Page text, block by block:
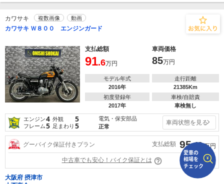
カワサキ 複数画像 動画
カワサキ Ｗ８００ エンジンガード
支払総額 車両価格
91.6万円 85万円
モデル年式
2016年
走行距離
21385Km
初度登録年
2017年
車検/自賠責
車検無し
エンジン4 外観 5
フレーム5 足まわり 5
電気・保安部品
正常
車両状態を見る
グーバイク保証付きプラン 支払総額 95.42 万円
中古車でも安心！バイク保証とは
大阪府 摂津市
排気量
車種
型式(任意)
走行距離(任意)